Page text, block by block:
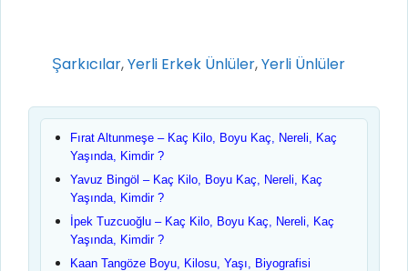
Kategoriler
Şarkıcılar,Yerli Erkek Ünlüler,Yerli Ünlüler
Fırat Altunmeşe – Kaç Kilo, Boyu Kaç, Nereli, Kaç
Yaşında, Kimdir ?
Yavuz Bingöl – Kaç Kilo, Boyu Kaç, Nereli, Kaç
Yaşında, Kimdir ?
İpek Tuzcuoğlu – Kaç Kilo, Boyu Kaç, Nereli, Kaç
Yaşında, Kimdir ?
Kaan Tangöze Boyu, Kilosu, Yaşı, Biyografisi